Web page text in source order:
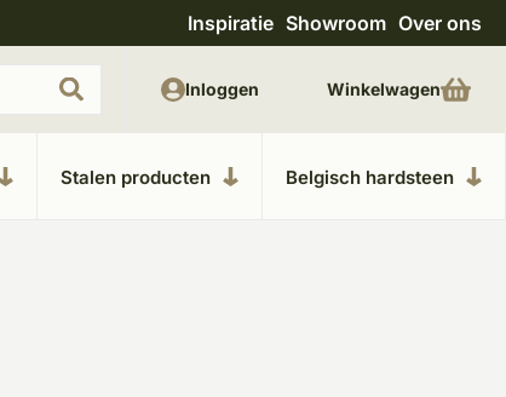
Unieke materialen in kempische bouwstijl
Inspiratie Showroom Over ons
Stalen producten Belgisch hardsteen
Inloggen Winkelwagen